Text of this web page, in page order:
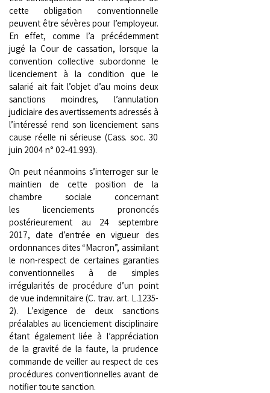
cette obligation conventionnelle
peuvent être sévères pour l’employeur.
En effet, comme l’a précédemment
jugé la Cour de cassation, lorsque la
convention collective subordonne le
licenciement à la condition que le
salarié ait fait l’objet d’au moins deux
sanctions moindres, l’annulation
judiciaire des avertissements adressés à
l’intéressé rend son licenciement sans
cause réelle ni sérieuse (Cass. soc. 30
juin 2004 n° 02-41.993).
On peut néanmoins s’interroger sur le
maintien de cette position de la
chambre sociale concernant
les licenciements prononcés
postérieurement au 24 septembre
2017, date d’entrée en vigueur des
ordonnances dites “Macron”, assimilant
le non-respect de certaines garanties
conventionnelles à de simples
irrégularités de procédure d’un point
de vue indemnitaire (C. trav. art. L.1235-
2). L’exigence de deux sanctions
préalables au licenciement disciplinaire
étant également liée à l’appréciation
de la gravité de la faute, la prudence
commande de veiller au respect de ces
procédures conventionnelles avant de
notifier toute sanction.